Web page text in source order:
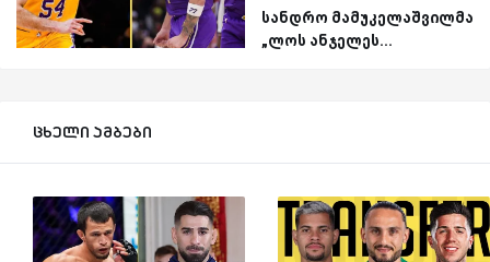
სანდრო მამუკელაშვილმა
„ლოს ანჯელეს...
ცხელი ამბები